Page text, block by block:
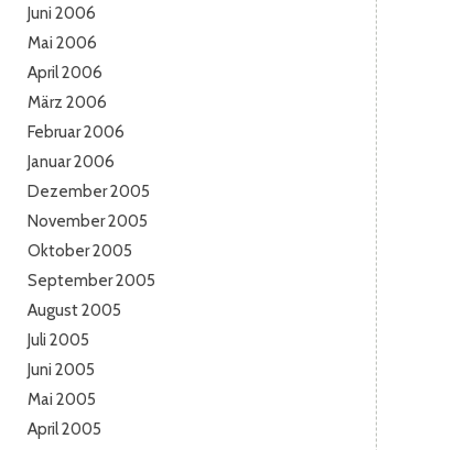
Juni 2006
Mai 2006
April 2006
März 2006
Februar 2006
Januar 2006
Dezember 2005
November 2005
Oktober 2005
September 2005
August 2005
Juli 2005
Juni 2005
Mai 2005
April 2005